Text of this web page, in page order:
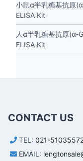
小鼠α半乳糖基抗原
ELISA Kit
人α半乳糖基抗原(α-
ELISA Kit
CONTACT US
TEL: 021-
EMAIL: